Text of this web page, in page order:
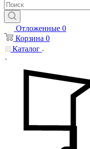
Отложенные 0
Корзина 0
Каталог